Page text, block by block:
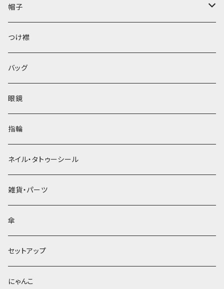
帽子
ベレー帽
つけ襟
バッグ
眼鏡
指輪
ネイル・タトゥーシール
雑貨・パーツ
傘
セットアップ
にゃんこ